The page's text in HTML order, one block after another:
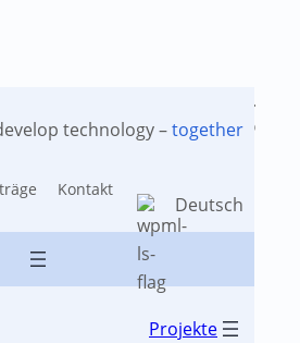
technology –together
Kontakt
Deutsch
Projekte
Marketing